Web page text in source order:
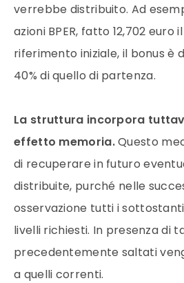
verrebbe distribuito. Ad
azioni BPER, fatto 12,702 euro
riferimento iniziale, il bonus è
40% di quello di partenza.
La struttura incorpora
effetto memoria.Questo
di recuperare in futuro
distribuite, purché nelle
osservazione tutti i
livelli richiesti. In presenza di
precedentemente saltati
a quelli correnti.